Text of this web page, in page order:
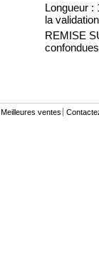
Longueur :
la
REMISE
Meilleures ventes